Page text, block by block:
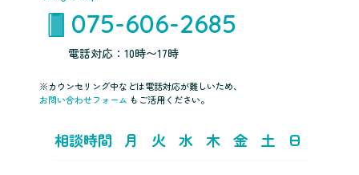
075-606-2685
電話対応：10時〜17時
※カウンセリング中などは電話対応が難しいため、
お問い合わせフォーム もご活用ください。
相談時間 月 火 水 木 金 土 日